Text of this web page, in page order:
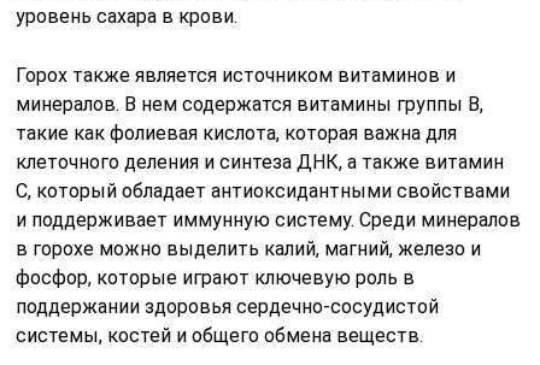
уровень сахара в крови.
Горох также является источником витаминов и
минералов. В нем содержатся витамины группы B,
такие как фолиевая кислота, которая важна для
клеточного деления и синтеза ДНК, а также витамин
C, который обладает антиоксидантными свойствами
и поддерживает иммунную систему. Среди минералов
в горохе можно выделить калий, магний, железо и
фосфор, которые играют ключевую роль в
поддержании здоровья сердечно-сосудистой
системы, костей и общего обмена веществ.